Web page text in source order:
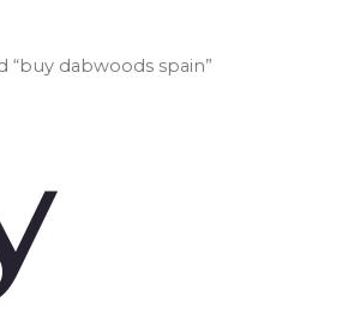
dabwoods spain”